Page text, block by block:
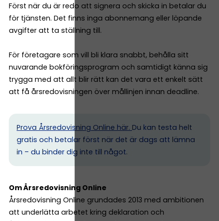
Först när du är redo att signera och skicka in betalar du
för tjänsten. Det finns inga abonnemang eller löpande
avgifter att ta ställning till.
För företagare som vill bli klara snabbt, behålla sitt
nuvarande bokföringsprogram och samtidigt känna sig
trygga med att allt blir rätt kan det vara ett enkelt sätt
att få årsredovisningen över mållinjen innan deadline.
Prova Årsredovisning Online här. Du kan testa helt
gratis och betalar först när det är dags att lämna
in – du binder dig inte till något.
Om Årsredovisning Online
Årsredovisning Online grundades 2013 med ambitionen
att underlätta arbetet kring deklaration och